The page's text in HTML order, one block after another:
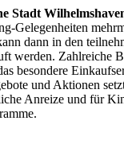
Stadt
Gelegenheiten
dann in den
werden. Zahlreiche
besondere
und Aktionen
Anreize und für